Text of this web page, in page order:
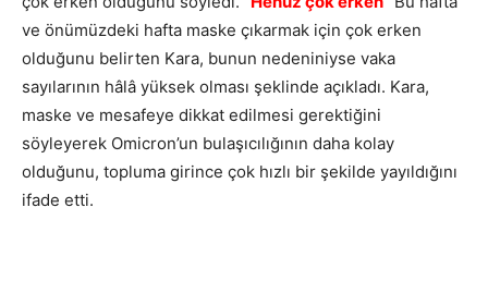
ve önümüzdeki hafta maske çıkarmak için çok erken
olduğunu belirten Kara, bunun nedeniniyse vaka
sayılarının hâlâ yüksek olması şeklinde açıkladı. Kara,
maske ve mesafeye dikkat edilmesi gerektiğini
söyleyerek Omicron’un bulaşıcılığının daha kolay
olduğunu, topluma girince çok hızlı bir şekilde yayıldığını
ifade etti.